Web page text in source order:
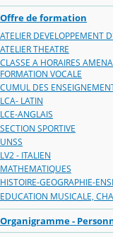
Offre de formation
ATELIER DEVELOPPEMENT
ATELIER THEATRE
CLASSE A HORAIRES
FORMATION VOCALE
CUMUL DES
LCA- LATIN
LCE-ANGLAIS
SECTION SPORTIVE
UNSS
LV2 - ITALIEN
MATHEMATIQUES
HISTOIRE-GEOGRAPHIE-
EDUCATION MUSICALE,
Organigramme -